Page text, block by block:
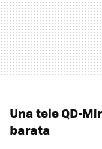
Una tele QD-
barata